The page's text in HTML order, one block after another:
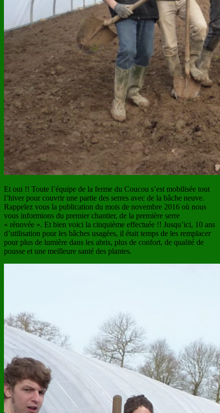
Et oui !! Toute l’équipe de la ferme du Coucou s’est mobilisée tout
l’hiver pour couvrir une partie des serres avec de la bâche neuve.
Rappelez vous la publication du mois de novembre 2016 où nous
vous informions du premier chantier, de la première serre
« rénovée ». Et bien voici la cinquième effectuée !! Jusqu’ici, 10 ans
d’utilisation pour les bâches usagées, il était temps de les remplacer
pour plus de lumière dans les abris, plus de confort, de qualité de
pousse et une meilleure santé des plantes.